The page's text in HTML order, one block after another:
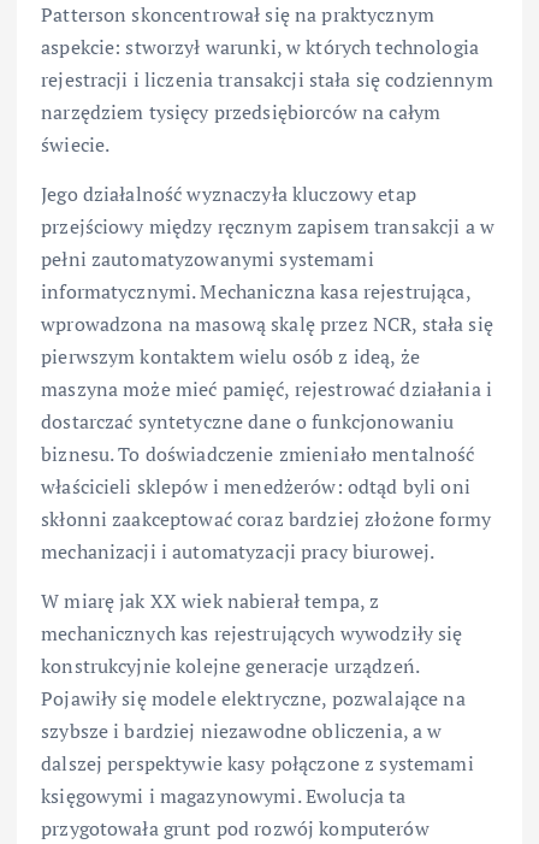
Patterson skoncentrował się na praktycznym
aspekcie: stworzył warunki, w których technologia
rejestracji i liczenia transakcji stała się codziennym
narzędziem tysięcy przedsiębiorców na całym
świecie.
Jego działalność wyznaczyła kluczowy etap
przejściowy między ręcznym zapisem transakcji a w
pełni zautomatyzowanymi systemami
informatycznymi. Mechaniczna kasa rejestrująca,
wprowadzona na masową skalę przez NCR, stała się
pierwszym kontaktem wielu osób z ideą, że
maszyna może mieć pamięć, rejestrować działania i
dostarczać syntetyczne dane o funkcjonowaniu
biznesu. To doświadczenie zmieniało mentalność
właścicieli sklepów i menedżerów: odtąd byli oni
skłonni zaakceptować coraz bardziej złożone formy
mechanizacji i automatyzacji pracy biurowej.
W miarę jak XX wiek nabierał tempa, z
mechanicznych kas rejestrujących wywodziły się
konstrukcyjnie kolejne generacje urządzeń.
Pojawiły się modele elektryczne, pozwalające na
szybsze i bardziej niezawodne obliczenia, a w
dalszej perspektywie kasy połączone z systemami
księgowymi i magazynowymi. Ewolucja ta
przygotowała grunt pod rozwój komputerów